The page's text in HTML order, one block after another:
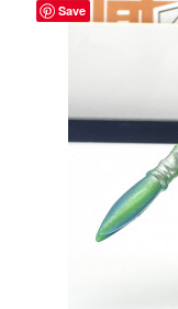
Save